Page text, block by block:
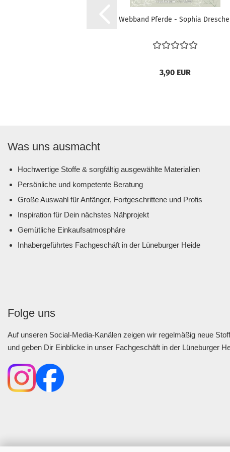
Webband Pferde - Sophia
3,90 EUR
Was uns ausmacht
Hochwertige Stoffe & sorgfältig ausgewählte Materialien
Persönliche und kompetente Beratung
Große Auswahl für Anfänger, Fortgeschrittene und Profis
Inspiration für Dein nächstes Nähprojekt
Gemütliche Einkaufsatmosphäre
Inhabergeführtes Fachgeschäft in der Lüneburger Heide
Folge uns
Auf unseren Social-Media-Kanälen zeigen wir regelmäßig neue
und geben Dir Einblicke in unser Fachgeschäft in der Lüneburger